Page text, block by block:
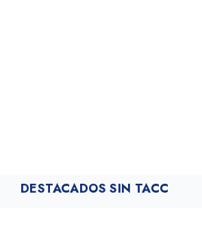
DESTACADOS SIN TACC